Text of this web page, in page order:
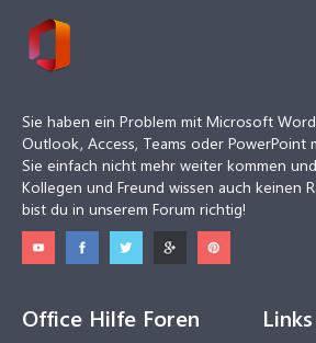
Sie haben ein Problem mit Microsoft
Outlook, Access, Teams oder PowerPoint
Sie einfach nicht mehr weiter kommen
Kollegen und Freund wissen auch keinen
bist du in unserem Forum richtig!
Office Hilfe Foren